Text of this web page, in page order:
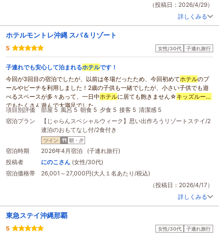
３泊したため朝食メニューが代わり映えしない点が気になりました。食事の質
（投稿日：2026/4/29）
詳しくみる
ホテルモントレ沖縄 スパ＆リゾート
5 女性/30代 子連れ旅行
子連れでも安心して泊まれるホテルです！
今回が3回目の宿泊でしたが、以前は冬場だったため、今回初めてホテルのプ
ールやビーチを利用しました！2歳の子供も一緒でしたが、小さい子供でも遊
べるスペースが多々あって、一日中ホテルに居ても飽きません☆ キッズルーム
でもたくさん遊んで大満足でした。
朝夕は連日、 ホテル のブッフェを頂きましたが、前日と違うメニューもあっ
て、連日利用でもワクワクしながら食べられました。どれを食べても美味しか
宿泊する時はいつもですが、スタッフの皆さんの対応がとても丁寧で、何ひと
つ不満に思う点はありませんでした。なかなか子連れ旅行は大変ですが、また
来たい！と思える
です。また来年、利用させていただきます！楽しい思
い出をありがとうございました。
項目別評価 部屋 5 風呂 5 朝食 5 夕食 5 接客 5 清潔感 5
宿泊プラン
【じゃらんスペシャルウィーク】思い出作ろうリゾートステイ/2
連泊のおもてなし付/2食付き
ツイン 朝・夕
宿泊時期
2026年4月宿泊 (子連れ旅行)
投稿者
にのこさん (女性/30代)
宿泊価格帯
26,001～27,000円(大人１名あたり/税込)
（投稿日：2026/4/17）
詳しくみる
東急ステイ沖縄那覇
5 女性/30代 子連れ旅行